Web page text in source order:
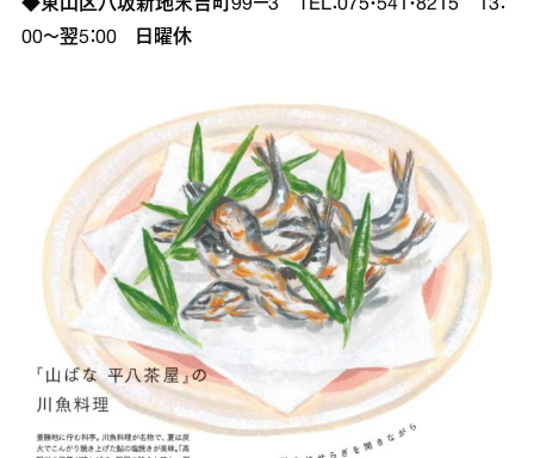
◆東山区八坂新地末吉町99－3 TEL：075・541・8215 13：
00～翌5：00 日曜休